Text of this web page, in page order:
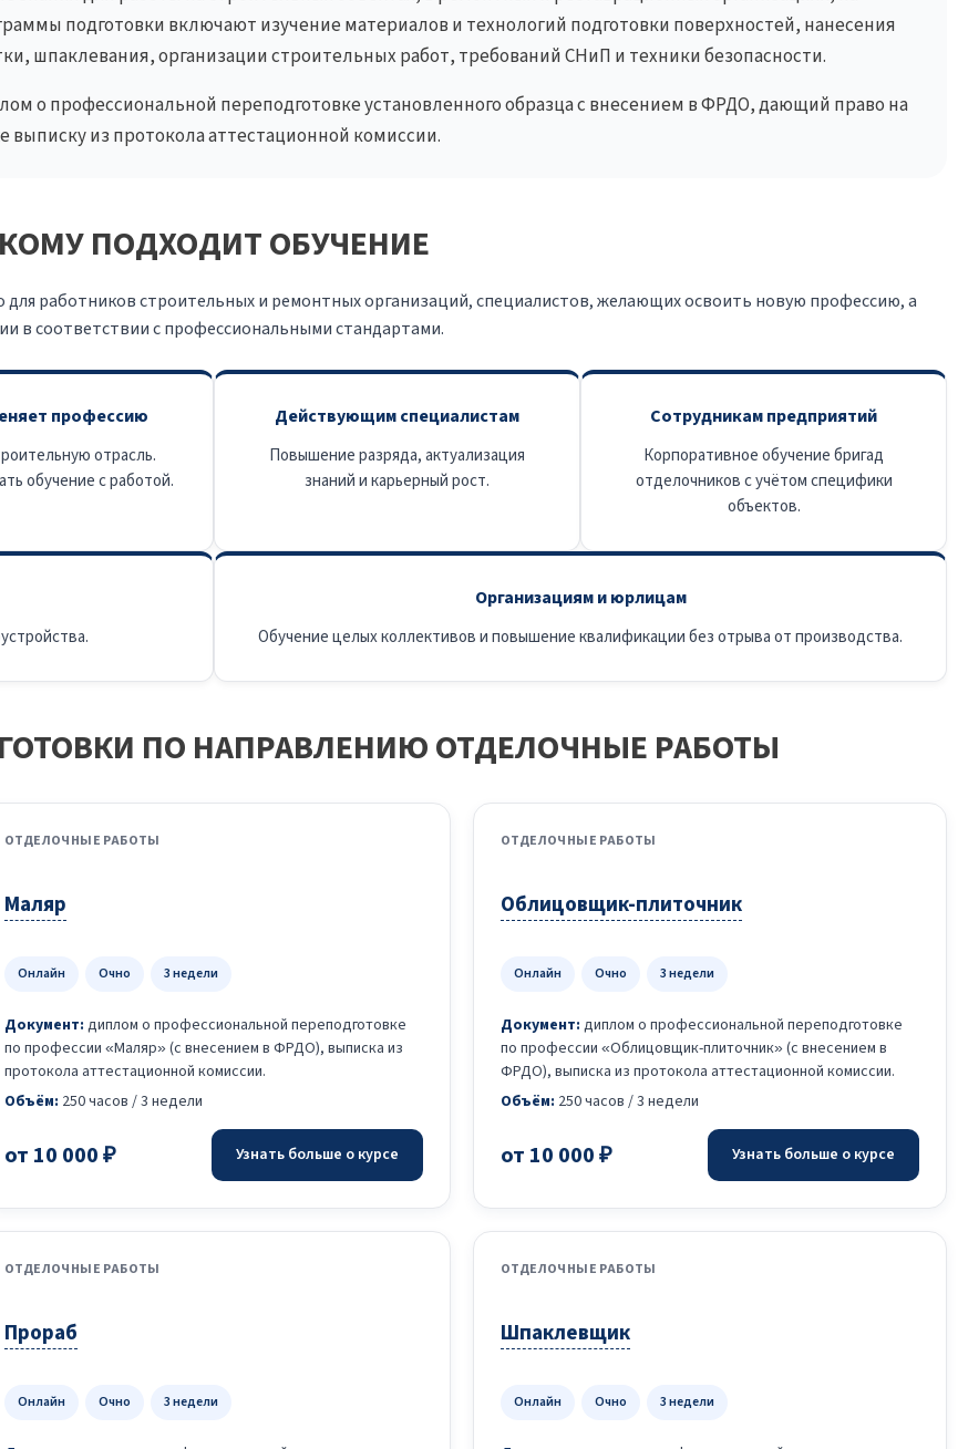
подготовки включают изучение материалов и технологий подготовки поверхностей, нанесения
шпаклевания, организации строительных работ, требований СНиП и техники безопасности.
о профессиональной переподготовке установленного образца с внесением в ФРДО, дающий право на
из протокола аттестационной комиссии.
КОМУ ПОДХОДИТ ОБУЧЕНИЕ
работников строительных и ремонтных организаций, специалистов, желающих освоить новую профессию, а
в соответствии с профессиональными стандартами.
профессию
отрасль.
обучение с работой.
Действующим специалистам
Повышение разряда, актуализация
знаний и карьерный рост.
Сотрудникам предприятий
Корпоративное обучение бригад
отделочников с учётом специфики
объектов.
Организациям и юрлицам
Обучение целых коллективов и повышение квалификации без отрыва от производства.
ПО НАПРАВЛЕНИЮ ОТДЕЛОЧНЫЕ РАБОТЫ
ОТДЕЛОЧНЫЕ РАБОТЫ
Маляр
Онлайн Очно 3 недели
Документ: диплом о профессиональной переподготовке
по профессии «Маляр» (с внесением в ФРДО), выписка из
протокола аттестационной комиссии.
Объём: 250 часов / 3 недели
от 10 000 ₽ Узнать больше о курсе
ОТДЕЛОЧНЫЕ РАБОТЫ
Облицовщик-плиточник
Онлайн Очно 3 недели
Документ: диплом о профессиональной переподготовке
по профессии «Облицовщик-плиточник» (с внесением в
ФРДО), выписка из протокола аттестационной комиссии.
Объём: 250 часов / 3 недели
от 10 000 ₽ Узнать больше о курсе
ОТДЕЛОЧНЫЕ РАБОТЫ
Прораб
Онлайн Очно 3 недели
ОТДЕЛОЧНЫЕ РАБОТЫ
Шпаклевщик
Онлайн Очно 3 недели